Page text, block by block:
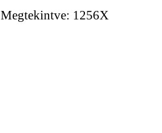
Megtekintve: 1256X